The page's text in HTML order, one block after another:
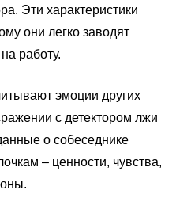
Эти характеристики
они легко заводят
работу.
эмоции других
с детектором лжи
о собеседнике
– ценности, чувства,